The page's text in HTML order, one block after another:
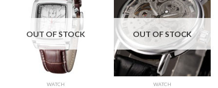
OUT OF STOCK
WATCH
OUT OF STOCK
WATCH